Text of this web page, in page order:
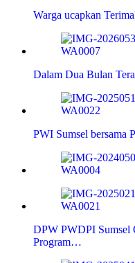
Warga ucapkan
Dalam Dua Bulan
PWI Sumsel bersama
DPW PWDPI Sumsel
Program…